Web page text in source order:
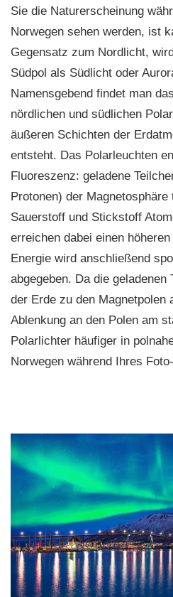
Sie die Naturerscheinung
Norwegen sehen werden, ist
Gegensatz zum Nordlicht,
Südpol als Südlicht oder
Namensgebend findet man
nördlichen und südlichen
äußeren Schichten der
entsteht. Das Polarleuchten
Fluoreszenz: geladene
Protonen) der
Sauerstoff und Stickstoff
erreichen dabei einen
Energie wird anschließend
abgegeben. Da die geladenen
der Erde zu den Magnetpolen
Ablenkung an den Polen am
Polarlichter häufiger in
Norwegen während Ihres